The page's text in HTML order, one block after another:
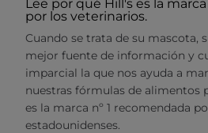
Lee por qué Hill's es la
por los veterinarios.
Cuando se trata de su mascota,
mejor fuente de información y
imparcial la que nos ayuda a
nuestras fórmulas de alimentos
es la marca nº 1 recomendada
estadounidenses.